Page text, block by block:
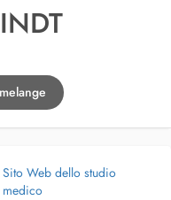
Sito Web dello studio
medico